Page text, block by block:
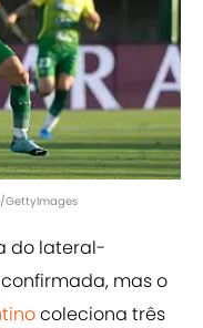
GettyImages
do lateral-
mas o
coleciona três